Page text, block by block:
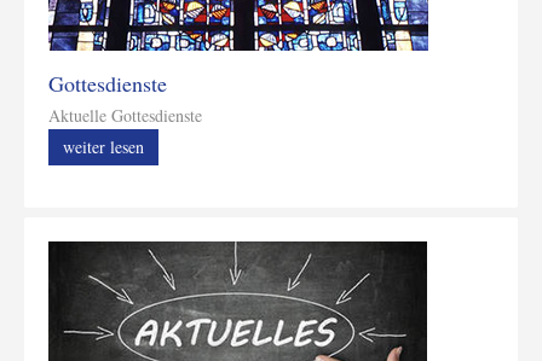
Gottesdienste
Aktuelle Gottesdienste
weiter lesen